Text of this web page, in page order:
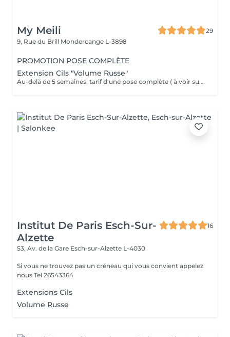
My Meili
29
9, Rue du Brill Mondercange L-3898
PROMOTION POSE COMPLÈTE
Extension Cils "Volume Russe"
Au-delà de 5 semaines, tarif d'une pose complète ( à voir sur place ) . IMPORTANT : Dans le cas où la pose initiale ou remplissage précédente était effectuée par un autre prestataire du service, la pose chez My meili sera facturée comme une pose complète + la dépose. Annulation 48h avant la date du rendez-vous merci .
Institut De Paris Esch-Sur-
Alzette
16
53, Av. de la Gare Esch-sur-Alzette L-4030
Si vous ne trouvez pas un créneau qui vous convient appelez
nous Tel 26543364
Extensions Cils
Volume Russe